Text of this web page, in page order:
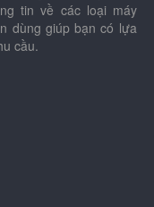
tin về các loại máy
dùng giúp bạn có lựa
cầu.